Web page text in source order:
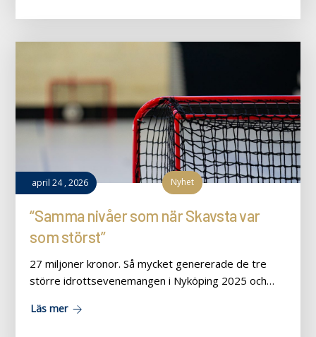
april 24,2026 Nyhet
“Samma nivåer som när Skavsta var
som störst”
27 miljoner kronor. Så mycket genererade de tre
större idrottsevenemangen i Nyköping 2025 och…
Läs mer